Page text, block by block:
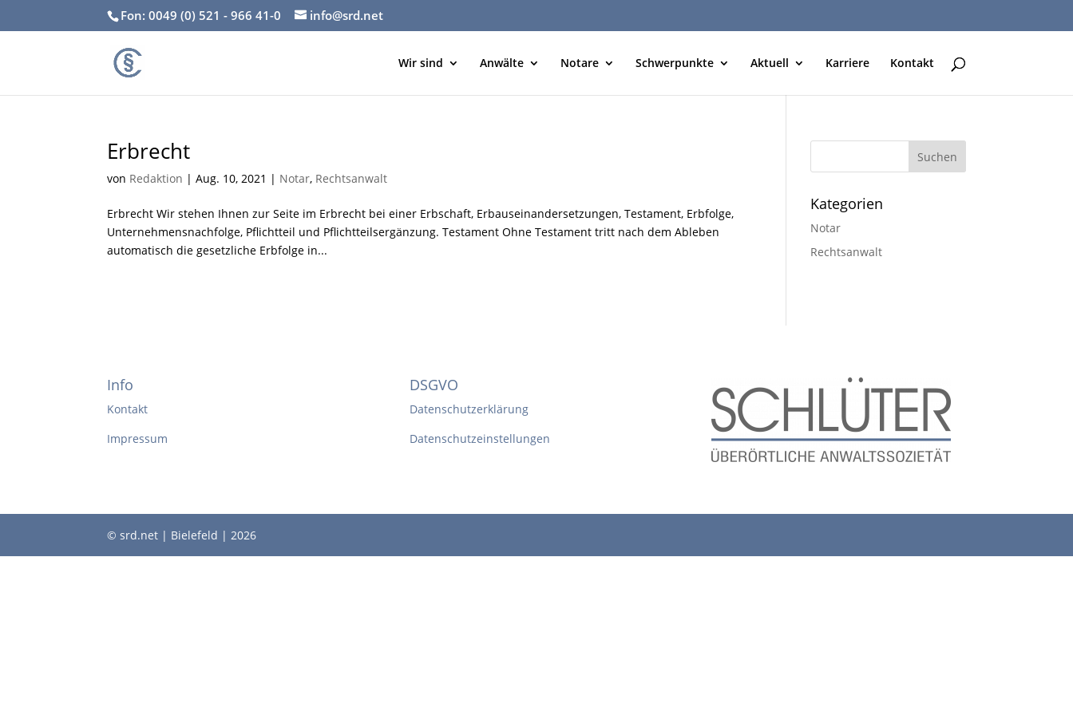
Fon: 0049 (0) 521 - 966 41-0 info@srd.net
Wir sind Anwälte Notare Schwerpunkte Aktuell Karriere Kontakt
Erbrecht
von Redaktion |Aug. 10, 2021 | Notar, Rechtsanwalt
Erbrecht Wir stehen Ihnen zur Seite im Erbrecht bei einer Erbschaft, Erbauseinandersetzungen, Testament, Erbfolge,
Unternehmensnachfolge, Pflichtteil und Pflichtteilsergänzung. Testament Ohne Testament tritt nach dem Ableben
automatisch die gesetzliche Erbfolge in...
Kategorien
Notar
Rechtsanwalt
Info
Kontakt
Impressum
DSGVO
Datenschutzerklärung
Datenschutzeinstellungen
© srd.net | Bielefeld | 2026